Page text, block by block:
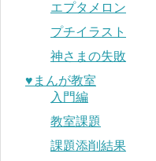
エプタメロン
プチイラスト
神さまの失敗
♥︎まんが教室
入門編
教室課題
課題添削結果